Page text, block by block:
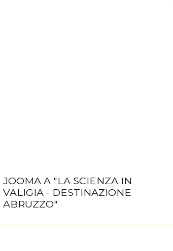
JOOMA A "LA SCIENZA IN
VALIGIA - DESTINAZIONE
ABRUZZO"